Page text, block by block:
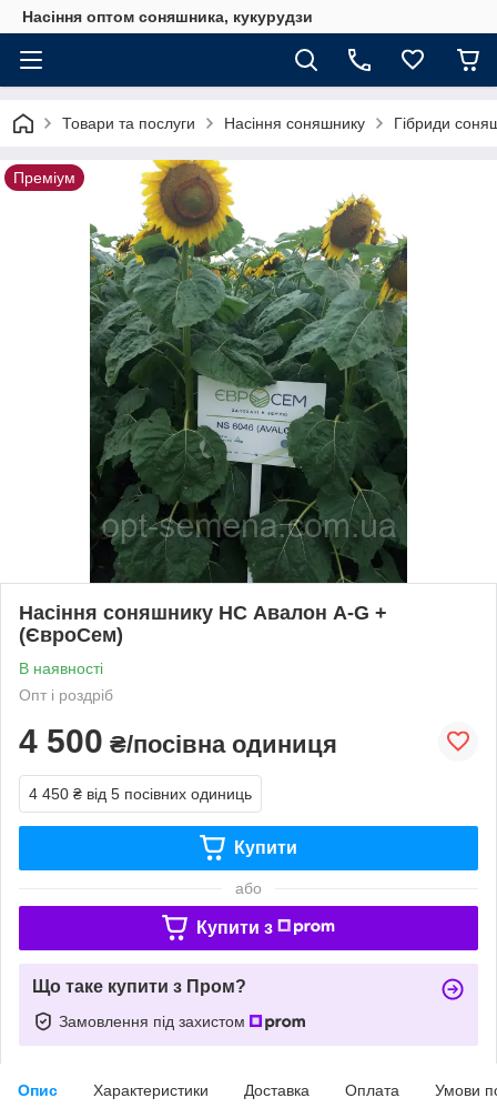
Насіння оптом соняшника, кукурудзи
Товари та послуги Насіння соняшнику Гібриди
Преміум
Насіння соняшнику НС Авалон A-G +
(ЄвроСем)
В наявності
Опт і роздріб
4 500 ₴/посівна одиниця
4 450 ₴ від 5 посівних одиниць
Купити
або
Купити з
Що таке купити з Пром?
Замовлення під захистом
Опис Характеристики Доставка Оплата Умови